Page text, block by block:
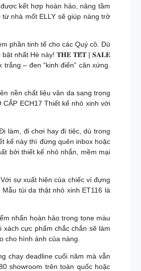
kết hợp hoàn hảo, nâng tầm
nhà mốt ELLY sẽ giúp nàng trở
phần tinh tế cho các Quý cô. Dù
bật nhất Hè này! 𝐓𝐇𝐄 𝐓𝐄̂́𝐓 | 𝐒𝐀𝐋𝐄
– đen “kinh điển” cân xứng.
nền chất liệu vân da sang trọng
ECH17 Thiết kế nhỏ xinh với
làm, đi chơi hay đi tiệc, dù trong
kế này thì đừng quên inbox hoặc
bởi thiết kế nhỏ nhắn, mềm mại
sự xuất hiện của chiếc ví đựng
túi da thật nhỏ xinh ET116 là
nhấn hoàn hảo trong tone màu
cực phẩm chắc chắn sẽ làm
cho hình ảnh của nàng.
chạy deadline cuối năm mà vẫn
showroom trên toàn quốc hoặc